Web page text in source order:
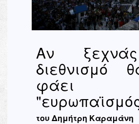
Αν
διεθνισμό
του Δημήτρη Καραμάνη